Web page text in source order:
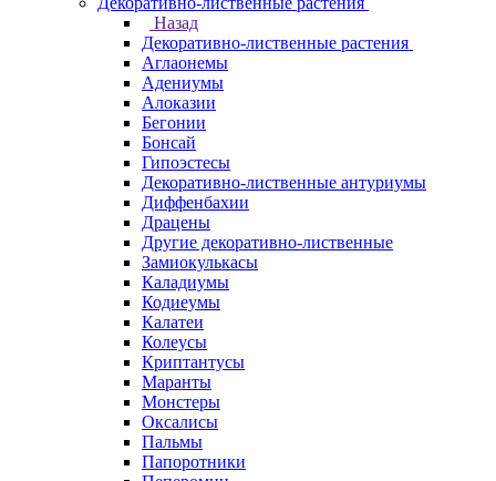
Назад
Декоративно-лиственные растения
Аглаонемы
Адениумы
Алоказии
Бегонии
Бонсай
Гипоэстесы
Декоративно-лиственные антуриумы
Диффенбахии
Драцены
Другие декоративно-лиственные
Замиокулькасы
Каладиумы
Кодиеумы
Калатеи
Колеусы
Криптантусы
Маранты
Монстеры
Оксалисы
Пальмы
Папоротники